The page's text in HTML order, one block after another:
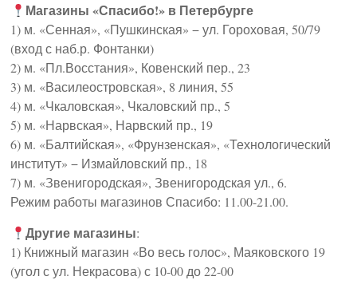
Магазины «Спасибо!» в Петербурге
1) м. «Сенная», «Пушкинская» − ул. Гороховая, 50/79
(вход с наб.р. Фонтанки)
2) м. «Пл.Восстания», Ковенский пер., 23
3) м. «Василеостровская», 8 линия, 55
4) м. «Чкаловская», Чкаловский пр., 5
5) м. «Нарвская», Нарвский пр., 19
6) м. «Балтийская», «Фрунзенская», «Технологический
институт» − Измайловский пр., 18
7) м. «Звенигородская», Звенигородская ул., 6.
Режим работы магазинов Спасибо: 11.00-21.00.
Другие магазины:
1) Книжный магазин «Во весь голос», Маяковского 19
(угол с ул. Некрасова) с 10-00 до 22-00